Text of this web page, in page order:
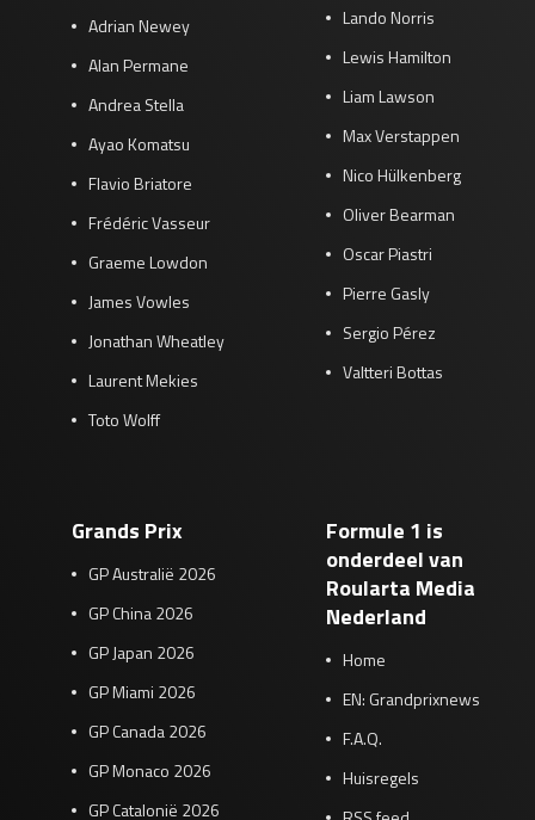
Adrian Newey
Alan Permane
Andrea Stella
Ayao Komatsu
Flavio Briatore
Frédéric Vasseur
Graeme Lowdon
James Vowles
Jonathan Wheatley
Laurent Mekies
Toto Wolff
Lando Norris
Lewis Hamilton
Liam Lawson
Max Verstappen
Nico Hülkenberg
Oliver Bearman
Oscar Piastri
Pierre Gasly
Sergio Pérez
Valtteri Bottas
Grands Prix
GP Australië 2026
GP China 2026
GP Japan 2026
GP Miami 2026
GP Canada 2026
GP Monaco 2026
GP Catalonië 2026
Formule 1 is
onderdeel van
Roularta Media
Nederland
Home
EN: Grandprixnews
F.A.Q.
Huisregels